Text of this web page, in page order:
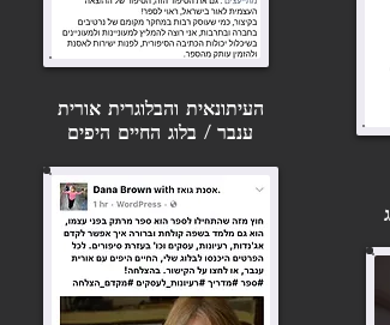
אחרונים
העיתונאית והבלוגריתאורית
ענבר / בלוג החיים היפים